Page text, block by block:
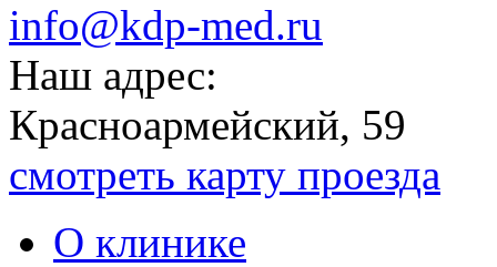
info@kdp-med.ru
Наш адрес:
Красноармейский, 59
смотреть карту проезда
О клинике